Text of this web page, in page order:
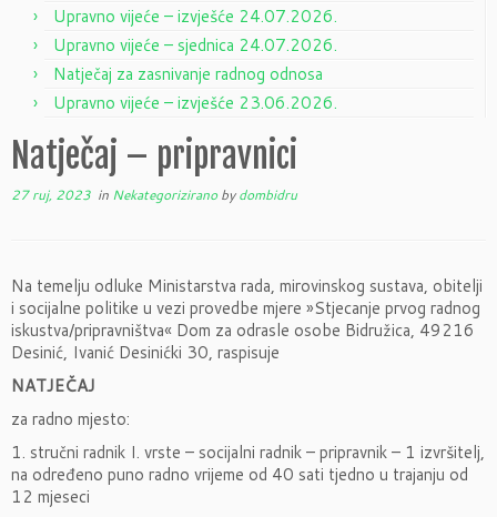
Upravno vijeće – izvješće 24.07.2026.
Upravno vijeće – sjednica 24.07.2026.
Natječaj za zasnivanje radnog odnosa
Upravno vijeće – izvješće 23.06.2026.
Natječaj – pripravnici
27 ruj, 2023 in Nekategoriziranobydombidru
Na temelju odluke Ministarstva rada, mirovinskog sustava, obitelji
i socijalne politike u vezi provedbe mjere »Stjecanje prvog radnog
iskustva/pripravništva« Dom za odrasle osobe Bidružica, 49216
Desinić, Ivanić Desinićki 30, raspisuje
NATJEČAJ
za radno mjesto:
1. stručni radnik I. vrste – socijalni radnik – pripravnik – 1 izvršitelj,
na određeno puno radno vrijeme od 40 sati tjedno u trajanju od
12 mjeseci